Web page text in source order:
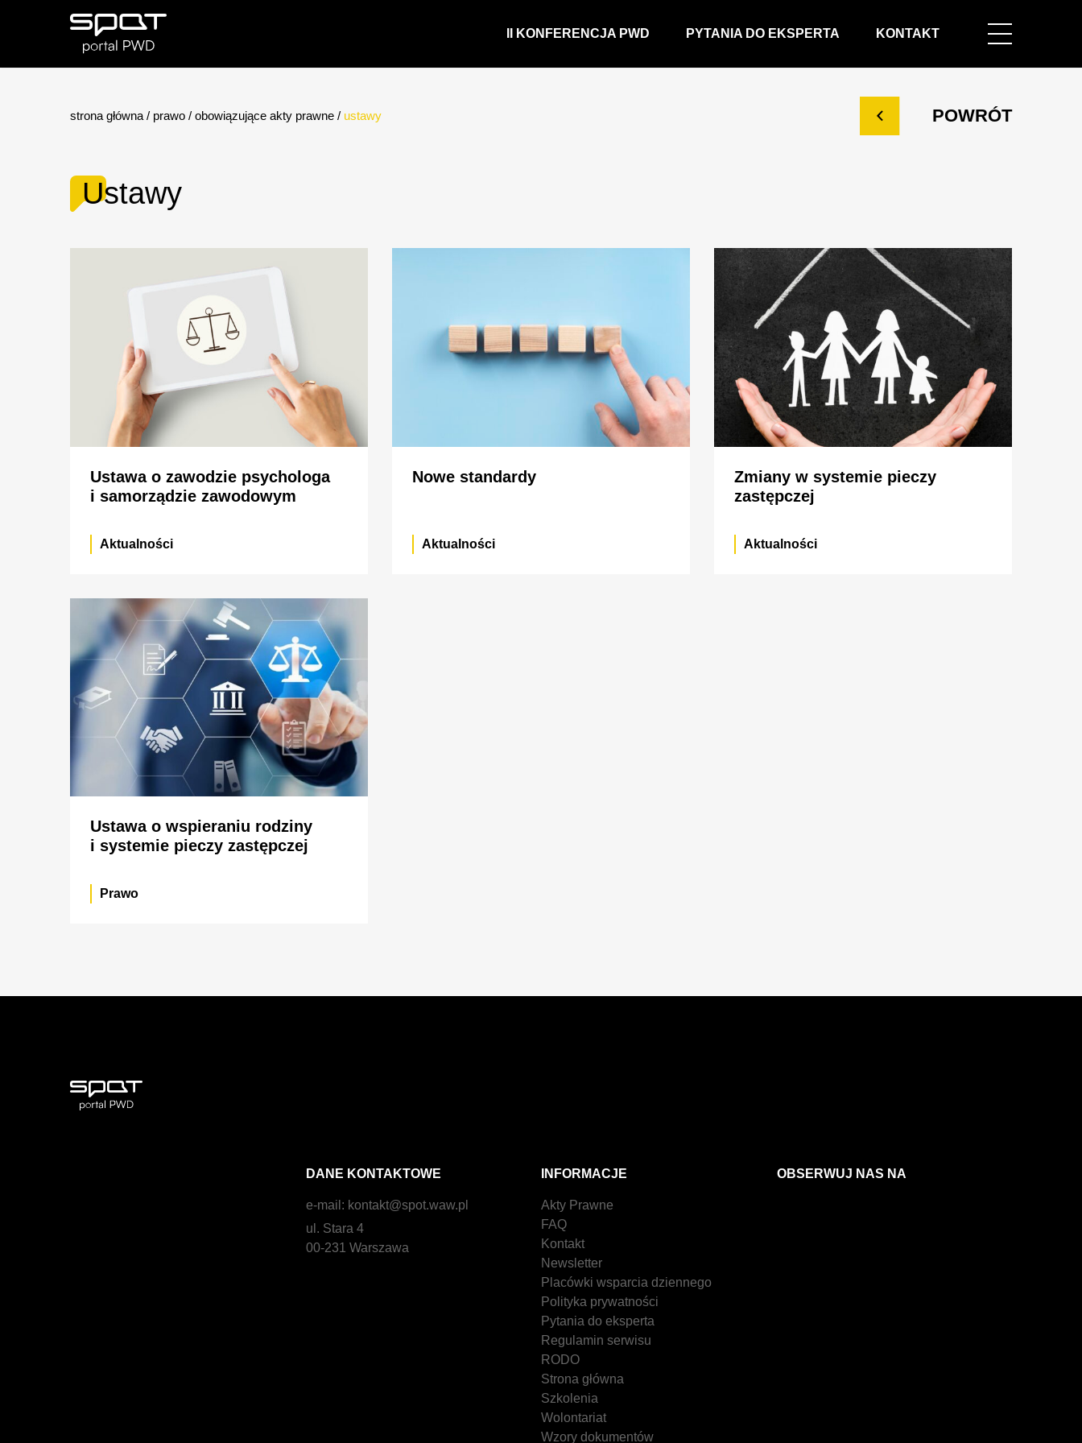
II KONFERENCJA PWD PYTANIA DO EKSPERTA KONTAKT
strona główna / prawo / obowiązujące akty prawne / ustawy POWRÓT
Ustawy
Ustawa o zawodzie psychologa
i samorządzie zawodowym
Aktualności
Nowe standardy
Aktualności
Zmiany w systemie pieczy
zastępczej
Aktualności
Ustawa o wspieraniu rodziny
i systemie pieczy zastępczej
Prawo
DANE KONTAKTOWE
e-mail: kontakt@spot.waw.pl
ul. Stara 4
00-231 Warszawa
INFORMACJE
Akty Prawne
FAQ
Kontakt
Newsletter
Placówki wsparcia dziennego
Polityka prywatności
Pytania do eksperta
Regulamin serwisu
RODO
Strona główna
Szkolenia
Wolontariat
Wzory dokumentów
OBSERWUJ NAS NA